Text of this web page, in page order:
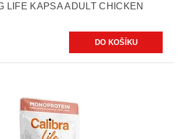
LIFE KAPSA ADULT CHICKEN